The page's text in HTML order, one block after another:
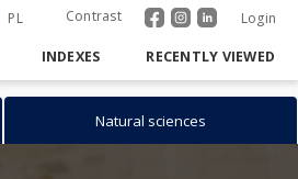
PL Contrast Login
INDEXES RECENTLY VIEWED
Natural sciences